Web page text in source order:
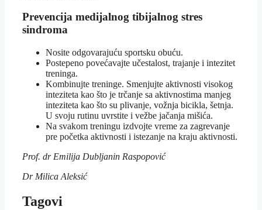
Prevencija medijalnog tibijalnog stres
sindroma
Nosite odgovarajuću sportsku obuću.
Postepeno povećavajte učestalost, trajanje i intezitet
treninga.
Kombinujte treninge. Smenjujte aktivnosti visokog
inteziteta kao što je trčanje sa aktivnostima manjeg
inteziteta kao što su plivanje, vožnja bicikla, šetnja.
U svoju rutinu uvrstite i vežbe jačanja mišića.
Na svakom treningu izdvojte vreme za zagrevanje
pre početka aktivnosti i istezanje na kraju aktivnosti.
Prof. dr Emilija Dubljanin Raspopović
Dr Milica Aleksić
Tagovi